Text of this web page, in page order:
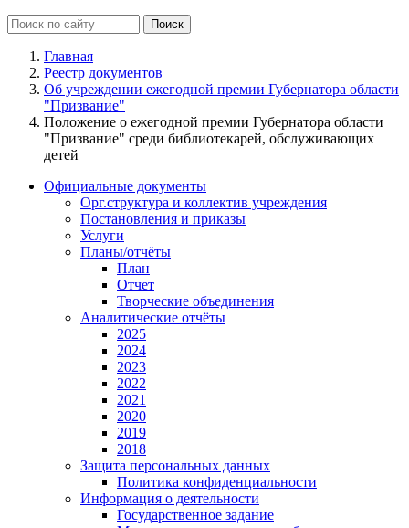
Главная
Реестр документов
Об учреждении ежегодной премии Губернатора области
"Призвание"
Положение о ежегодной премии Губернатора области
"Призвание" среди библиотекарей, обслуживающих
детей
Официальные документы
Орг.структура и коллектив учреждения
Постановления и приказы
Услуги
Планы/отчёты
План
Отчет
Творческие объединения
Аналитические отчёты
2025
2024
2023
2022
2021
2020
2019
2018
Защита персональных данных
Политика конфиденциальности
Информация о деятельности
Государственное задание